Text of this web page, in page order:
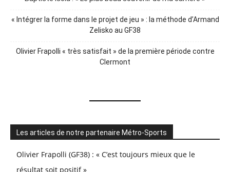
« Intégrer la forme dans le projet de jeu » : la méthode d’Armand
Zelisko au GF38
Olivier Frapolli « très satisfait » de la première période contre
Clermont
Les articles de notre partenaire Métro-Sports
Olivier Frapolli (GF38) : « C’est toujours mieux que le
résultat soit positif »